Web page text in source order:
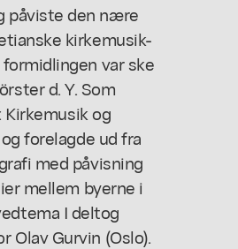
påviste den nære
kirkemusik-
var ske
d. Y. Som
Kirkemusik og
forelagde ud fra
med påvisning
mellem byerne i
I deltog
Olav Gurvin (Oslo).